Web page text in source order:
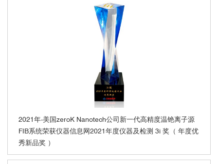
2021年-美国zeroK Nanotech公司新一代高精度温铯离子源
FIB系统荣获仪器信息网2021年度仪器及检测 3i 奖（ 年度优
秀新品奖 ）